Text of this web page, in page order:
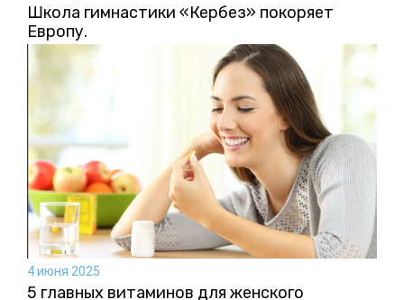
Школа гимнастики «Кербез» покоряет
Европу.
4 июня 2025
5 главных витаминов для женского